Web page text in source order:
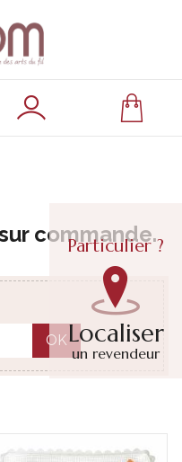
Particulier ?
Localiser
un revendeur
commande.
OK